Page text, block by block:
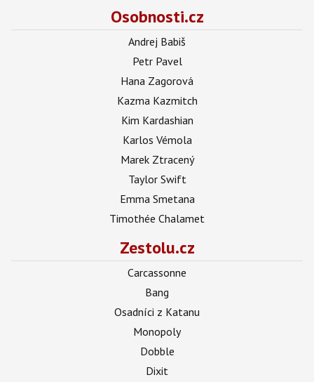
Osobnosti.cz
Andrej Babiš
Petr Pavel
Hana Zagorová
Kazma Kazmitch
Kim Kardashian
Karlos Vémola
Marek Ztracený
Taylor Swift
Emma Smetana
Timothée Chalamet
Zestolu.cz
Carcassonne
Bang
Osadníci z Katanu
Monopoly
Dobble
Dixit